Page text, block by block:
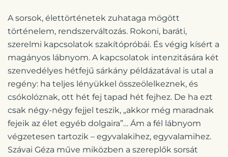
A sorsok, élettörténetek zuhataga mögött
történelem, rendszerváltozás. Rokoni, baráti,
szerelmi kapcsolatok szakítópróbái. És végig kísért a
magányos lábnyom. A kapcsolatok intenzitására két
szenvedélyes hétfejű sárkány példázatával is utal a
regény: ha teljes lényükkel összeölelkeznek, és
csókolóznak, ott hét fej tapad hét fejhez. De ha ezt
csak négy-négy fejjel teszik, „akkor még maradnak
fejeik az élet egyéb dolgaira”… Ám a fél lábnyom
végzetesen tartozik – egyvalakihez, egyvalamihez.
Szávai Géza műve miközben a szereplők sorsát